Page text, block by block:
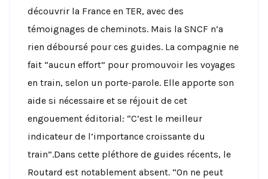
découvrir la France en TER, avec des
témoignages de cheminots. Mais la SNCF n’a
rien déboursé pour ces guides. La compagnie ne
fait “aucun effort” pour promouvoir les voyages
en train, selon un porte-parole. Elle apporte son
aide si nécessaire et se réjouit de cet
engouement éditorial: “C’est le meilleur
indicateur de l’importance croissante du
train”.Dans cette pléthore de guides récents, le
Routard est notablement absent. “On ne peut